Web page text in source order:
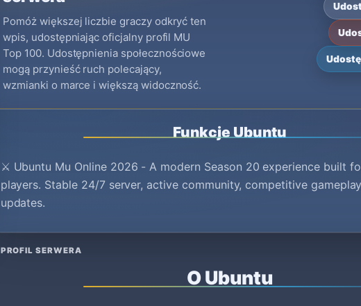
Pomóż większej liczbie graczy odkryć ten
wpis, udostępniając oficjalny profil MU
Top 100. Udostępnienia społecznościowe
mogą przynieść ruch polecający,
wzmianki o marce i większą widoczność.
Funkcje Ubuntu
⚔️ Ubuntu Mu Online 2026 - A modern Season 20 experience built
players. Stable 24/7 server, active community, competitive
updates.
PROFIL SERWERA
O Ubuntu